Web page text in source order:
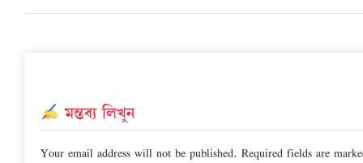
মন্তব্য লিখুন
Your email address will not be published. Required fields are